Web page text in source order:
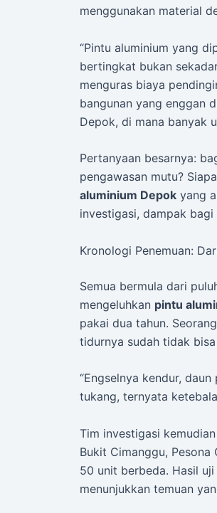
menggunakan material
“Pintu aluminium yang
bertingkat bukan
menguras biaya
bangunan yang enggan
Depok, di mana banyak
Pertanyaan besarnya:
pengawasan mutu?
aluminium Depok yang
investigasi, dampak
Kronologi Penemuan:
Semua bermula dari
mengeluhkan pintu
pakai dua tahun.
tidurnya sudah tidak
“Engselnya kendur,
tukang, ternyata
Tim investigasi
Bukit Cimanggu,
50 unit berbeda. Hasil
menunjukkan temuan